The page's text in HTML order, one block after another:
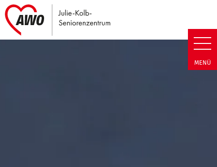
Julie-Kolb-Seniorenzentrum |
MENÜ